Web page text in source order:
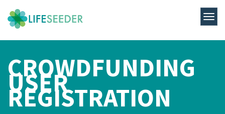
CROWDFUNDING
USER
REGISTRATION